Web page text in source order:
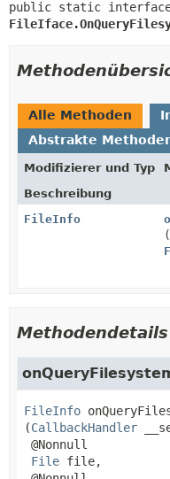
Alle Methoden
Abstrakte
Modifizierer und Typ
Beschreibung
FileInfo
(
Methodendetails
FileInfo
(CallbackHandler
@Nonnull
File file,